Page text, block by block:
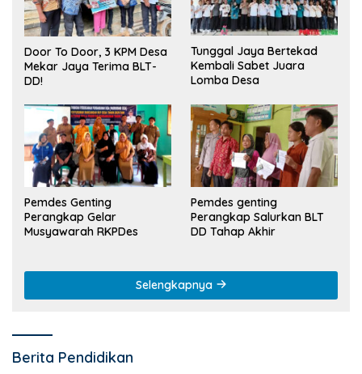
Door To Door, 3 KPM Desa
Mekar Jaya Terima BLT-
DD!
Tunggal Jaya Bertekad
Kembali Sabet Juara
Lomba Desa
Pemdes Genting
Perangkap Gelar
Musyawarah RKPDes
Pemdes genting
Perangkap Salurkan BLT
DD Tahap Akhir
Selengkapnya
Berita Pendidikan